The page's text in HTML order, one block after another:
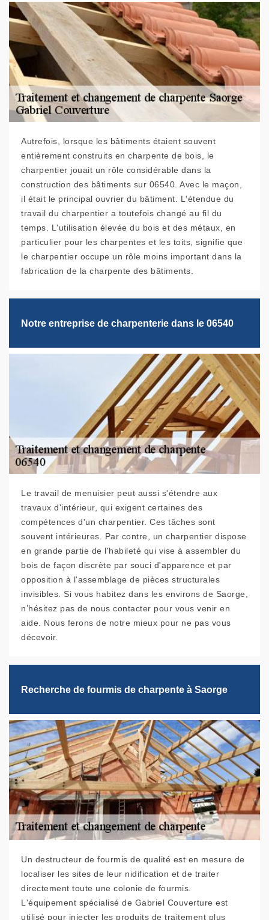
Autrefois, lorsque les bâtiments étaient souvent
entièrement construits en charpente de bois, le
charpentier jouait un rôle considérable dans la
construction des bâtiments sur 06540. Avec le maçon,
il était le principal ouvrier du bâtiment. L'étendue du
travail du charpentier a toutefois changé au fil du
temps. L'utilisation élevée du bois et des métaux, en
particulier pour les charpentes et les toits, signifie que
le charpentier occupe un rôle moins important dans la
fabrication de la charpente des bâtiments.
Notre entreprise de charpenterie dans le 06540
Le travail de menuisier peut aussi s'étendre aux
travaux d'intérieur, qui exigent certaines des
compétences d'un charpentier. Ces tâches sont
souvent intérieures. Par contre, un charpentier dispose
en grande partie de l'habileté qui vise à assembler du
bois de façon discrète par souci d'apparence et par
opposition à l'assemblage de pièces structurales
invisibles. Si vous habitez dans les environs de Saorge,
n’hésitez pas de nous contacter pour vous venir en
aide. Nous ferons de notre mieux pour ne pas vous
décevoir.
Recherche de fourmis de charpente à Saorge
Un destructeur de fourmis de qualité est en mesure de
localiser les sites de leur nidification et de traiter
directement toute une colonie de fourmis.
L'équipement spécialisé de Gabriel Couverture est
utilisé pour injecter les produits de traitement plus